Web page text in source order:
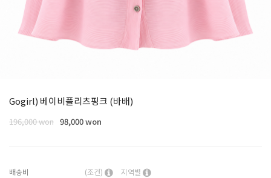
Gogirl) 베이비플리츠핑크 (바배)
196,000 won 98,000 won
배송비 (조건) 지역별